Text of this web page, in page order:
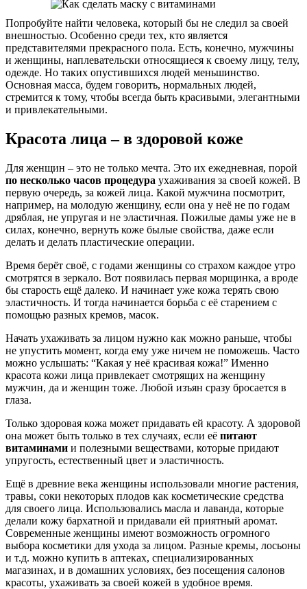
Попробуйте найти человека, который бы не следил за своей
внешностью. Особенно среди тех, кто является
представителями прекрасного пола. Есть, конечно, мужчины
и женщины, наплевательски относящиеся к своему лицу, телу,
одежде. Но таких опустившихся людей меньшинство.
Основная масса, будем говорить, нормальных людей,
стремится к тому, чтобы всегда быть красивыми, элегантными
и привлекательными.
Красота лица – в здоровой коже
Для женщин – это не только мечта. Это их ежедневная, порой
по несколько часов процедура ухаживания за своей кожей. В
первую очередь, за кожей лица. Какой мужчина посмотрит,
например, на молодую женщину, если она у неё не по годам
дряблая, не упругая и не эластичная. Пожилые дамы уже не в
силах, конечно, вернуть коже былые свойства, даже если
делать и делать пластические операции.
Время берёт своё, с годами женщины со страхом каждое утро
смотрятся в зеркало. Вот появилась первая морщинка, а вроде
бы старость ещё далеко. И начинает уже кожа терять свою
эластичность. И тогда начинается борьба с её старением с
помощью разных кремов, масок.
Начать ухаживать за лицом нужно как можно раньше, чтобы
не упустить момент, когда ему уже ничем не поможешь. Часто
можно услышать: “Какая у неё красивая кожа!” Именно
красота кожи лица привлекает смотрящих на женщину
мужчин, да и женщин тоже. Любой изъян сразу бросается в
глаза.
Только здоровая кожа может придавать ей красоту. А здоровой
она может быть только в тех случаях, если её питают
витаминами и полезными веществами, которые придают
упругость, естественный цвет и эластичность.
Ещё в древние века женщины использовали многие растения,
травы, соки некоторых плодов как косметические средства
для своего лица. Использовались масла и лаванда, которые
делали кожу бархатной и придавали ей приятный аромат.
Современные женщины имеют возможность огромного
выбора косметики для ухода за лицом. Разные кремы, лосьоны
и т.д. можно купить в аптеках, специализированных
магазинах, и в домашних условиях, без посещения салонов
красоты, ухаживать за своей кожей в удобное время.